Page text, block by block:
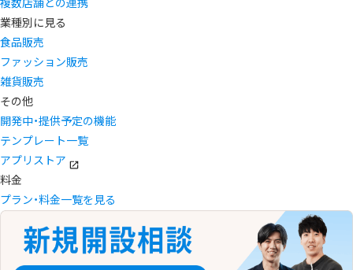
複数店舗との連携
業種別に見る
食品販売
ファッション販売
雑貨販売
その他
開発中・提供予定の機能
テンプレート一覧
アプリストア
料金
プラン・料金一覧を見る